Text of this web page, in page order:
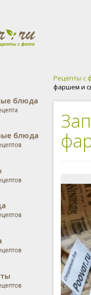
блюда
блюда
Рецепты с
фаршем и